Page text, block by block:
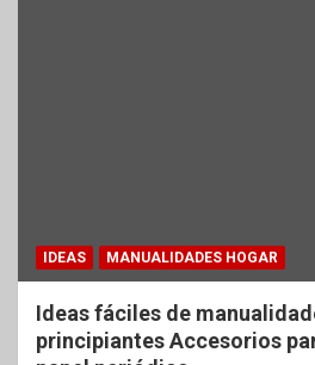
IDEAS MANUALIDADES HOGAR
Ideas fáciles de
principiantes Accesorios